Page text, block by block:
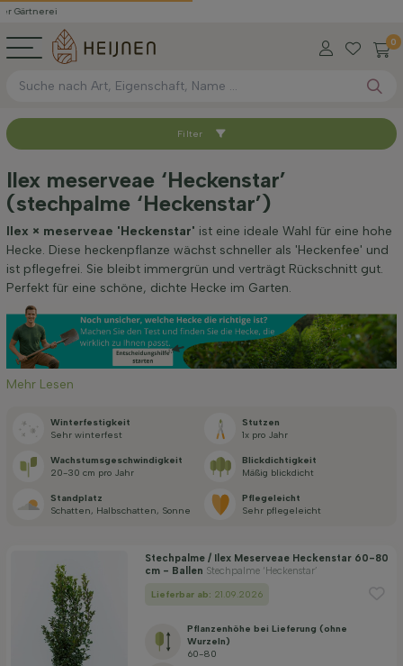
0
Sortieren nach
Höhe bei Lieferung (cm)
Breite bei Lieferung (cm)
Standort
Anwendung
Blütezeit
Preis
Filter anwenden
Filter
Ilex meserveae ‘Heckenstar’
(stechpalme ‘Heckenstar’)
Ilex × meserveae 'Heckenstar' ist eine ideale Wahl für eine hohe
Hecke. Diese heckenpflanze wächst schneller als 'Heckenfee' und
ist pflegefrei. Sie bleibt immergrün und verträgt Rückschnitt gut.
Perfekt für eine schöne, dichte Hecke im Garten.
Mehr Lesen
Winterfestigkeit
Sehr winterfest
Stutzen
1x pro Jahr
Wachstums­geschwindigkeit
20-30 cm pro Jahr
Blickdichtigkeit
Mäßig blickdicht
Standplatz
Schatten, Halbschatten, Sonne
Pflegeleicht
Sehr pflegeleicht
Stechpalme / Ilex Meserveae Heckenstar 60-80
cm - Ballen Stechpalme ‘Heckenstar’
Lieferbar ab: 21.09.2026
Pflanzenhöhe bei Lieferung (ohne
Wurzeln)
60-80